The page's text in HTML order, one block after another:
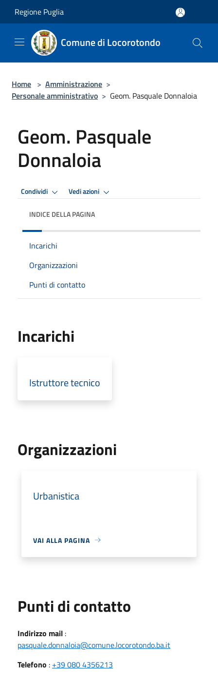
Regione Puglia
Comune di Locorotondo
Home > Amministrazione >
Personale amministrativo > Geom. Pasquale Donnaloia
Geom. Pasquale
Donnaloia
Condividi Vedi azioni
INDICE DELLA PAGINA
Incarichi
Organizzazioni
Punti di contatto
Incarichi
Istruttore tecnico
Organizzazioni
Urbanistica
VAI ALLA PAGINA
Punti di contatto
Indirizzo mail :
pasquale.donnaloia@comune.locorotondo.ba.it
Telefono : +39 080 4356213